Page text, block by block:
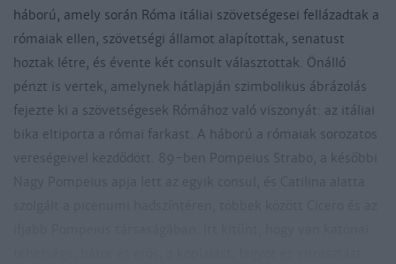
háború, amely során Róma itáliai szövetségesei fellázadtak a
rómaiak ellen, szövetségi államot alapítottak, senatust
hoztak létre, és évente két consult választottak. Önálló
pénzt is vertek, amelynek hátlapján szimbolikus ábrázolás
fejezte ki a szövetségesek Rómához való viszonyát: az itáliai
bika eltiporta a római farkast. A háború a rómaiak sorozatos
vereségeivel kezdődött. 89-ben Pompeius Strabo, a későbbi